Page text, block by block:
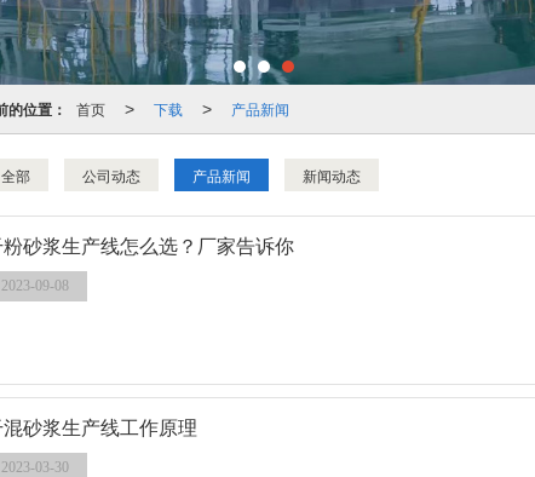
的位置： 首页 > 下载 > 产品新闻
全部 公司动态 产品新闻 新闻动态
粉砂浆生产线怎么选？厂家告诉你
2023-09-08
混砂浆生产线工作原理
2023-03-30